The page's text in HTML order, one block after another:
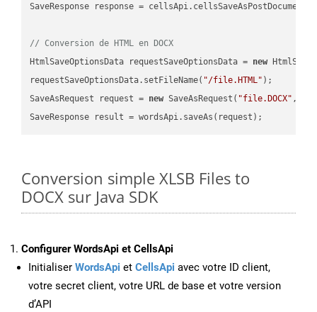
SaveResponse response =
// Conversion de HTML en DOCX
HtmlSaveOptionsData requestSaveOptionsData = new
requestSaveOptionsData.setFileName( "/file.HTML" );
SaveAsRequest request = new SaveAsRequest( "file.DOCX"
Conversion simple XLSB Files to
DOCX sur Java SDK
Configurer WordsApi et CellsApi
Initialiser WordsApi et CellsApi avec votre ID client,
votre secret client, votre URL de base et votre version
d’API